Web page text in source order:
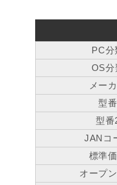
PC分
OS分
メー
型番
型番
JANコ
標準
オープ